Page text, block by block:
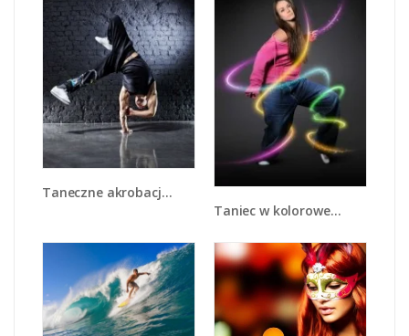
Taneczne akrobacje na jednej dłoni - L026
Taniec w kolorowej serpentynie - L002